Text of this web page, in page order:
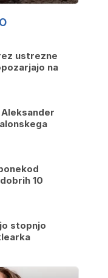
ustrezne
na
10
stopnjo